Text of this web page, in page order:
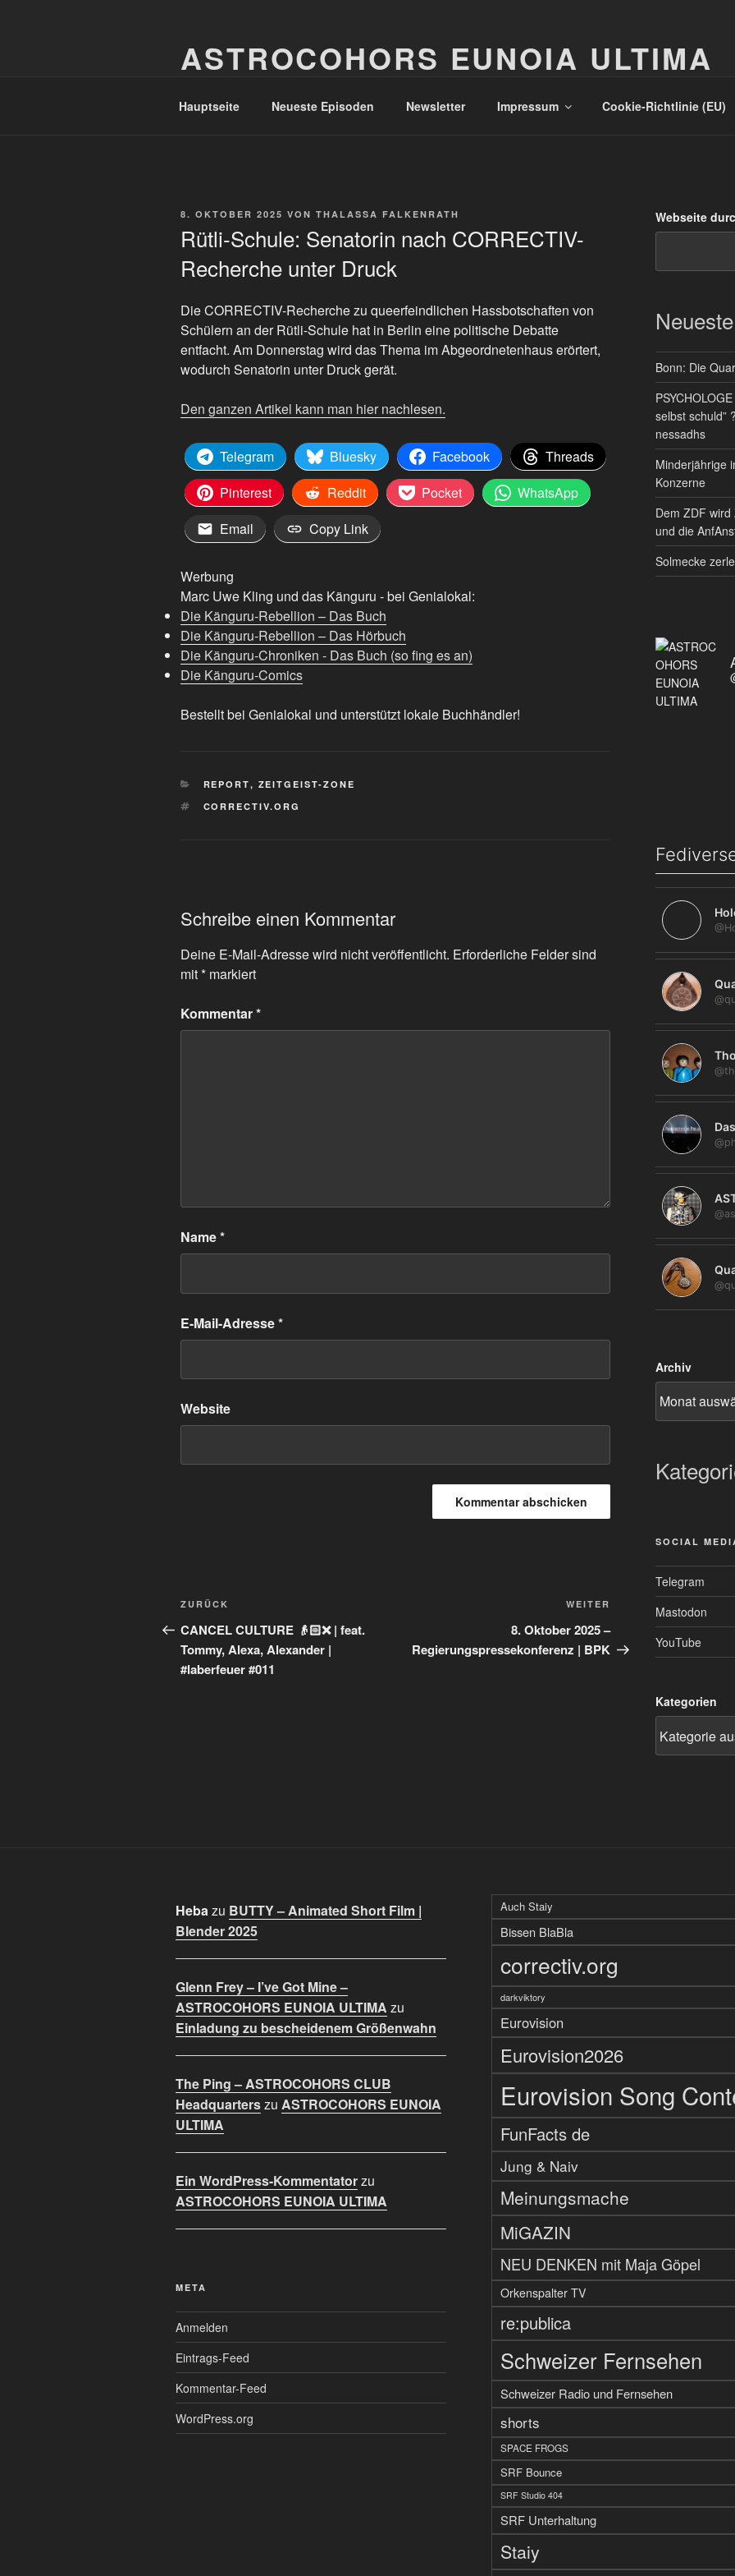
ASTROCOHORS EUNOIA ULTIMA
Hauptseite Neueste Episoden Newsletter Impressum Cookie-Richtlinie (EU)
VERÖFFENTLICHT
8. OKTOBER 2025 VON THALASSA FALKENRATH
Rütli-Schule: Senatorin nach CORRECTIV-
Recherche unter Druck
Die CORRECTIV-Recherche zu queerfeindlichen Hassbotschaften von
Schülern an der Rütli-Schule hat in Berlin eine politische Debatte
entfacht. Am Donnerstag wird das Thema im Abgeordnetenhaus erörtert,
wodurch Senatorin unter Druck gerät.
Den ganzen Artikel kann man hier nachlesen.
Telegram Bluesky Facebook
Threads
Pinterest
Reddit Pocket
WhatsApp
Email
Copy Link
Werbung
Marc Uwe Kling und das Känguru - bei Genialokal:
Die Känguru-Rebellion – Das Buch
Die Känguru-Rebellion – Das Hörbuch
Die Känguru-Chroniken - Das Buch (so fing es an)
Die Känguru-Comics
Bestellt bei Genialokal und unterstützt lokale Buchhändler!
KATEGORIEN
REPORT, ZEITGEIST-ZONE
SCHLAGWÖRTER
CORRECTIV.ORG
Schreibe einen Kommentar
Deine E-Mail-Adresse wird nicht veröffentlicht. Erforderliche Felder sind
mit* markiert
Kommentar*
Name*
E-Mail-Adresse*
Website
Beitragsnavigation
Vorheriger
Beitrag
ZURÜCK
CANCEL CULTURE 👴🏻❌ | feat.
Tommy, Alexa, Alexander |
#laberfeuer #011
Nächster
Beitrag
WEITER
8. Oktober 2025 –
Regierungspressekonferenz | BPK
Webseite
Bonn: Die
selbst schuld”
nessadhs
Minderjährige
Konzerne
Dem ZDF
und die
Solmecke
Archiv
SOCIAL
Telegram
Mastodon
YouTube
Kategorien
Hebazu BUTTY – Animated Short Film |
Blender 2025
Glenn Frey – I’ve Got Mine –
ASTROCOHORS EUNOIA ULTIMA zu
Einladung zu bescheidenem Größenwahn
The Ping – ASTROCOHORS CLUB
Headquarterszu ASTROCOHORS EUNOIA
ULTIMA
Ein WordPress-Kommentatorzu
ASTROCOHORS EUNOIA ULTIMA
META
Anmelden
Eintrags-Feed
Kommentar-Feed
WordPress.org
Auch Staiy
Bissen BlaBla
correctiv.org
darkviktory
Eurovision
Eurovision2026
Eurovision Song
FunFacts de
Jung & Naiv
Meinungsmache
MiGAZIN
NEU DENKEN mit Maja Göpel
Orkenspalter TV
re:publica
Schweizer Fernsehen
Schweizer Radio und Fernsehen
shorts
SPACE FROGS
SRF Bounce
SRF Studio 404
SRF Unterhaltung
Staiy